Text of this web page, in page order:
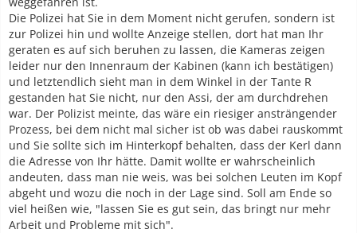
Die Polizei hat Sie in dem Moment nicht gerufen, sondern ist
zur Polizei hin und wollte Anzeige stellen, dort hat man Ihr
geraten es auf sich beruhen zu lassen, die Kameras zeigen
leider nur den Innenraum der Kabinen (kann ich bestätigen)
und letztendlich sieht man in dem Winkel in der Tante R
gestanden hat Sie nicht, nur den Assi, der am durchdrehen
war. Der Polizist meinte, das wäre ein riesiger ansträngender
Prozess, bei dem nicht mal sicher ist ob was dabei rauskommt
und Sie sollte sich im Hinterkopf behalten, dass der Kerl dann
die Adresse von Ihr hätte. Damit wollte er wahrscheinlich
andeuten, dass man nie weis, was bei solchen Leuten im Kopf
abgeht und wozu die noch in der Lage sind. Soll am Ende so
viel heißen wie, "lassen Sie es gut sein, das bringt nur mehr
Arbeit und Probleme mit sich".